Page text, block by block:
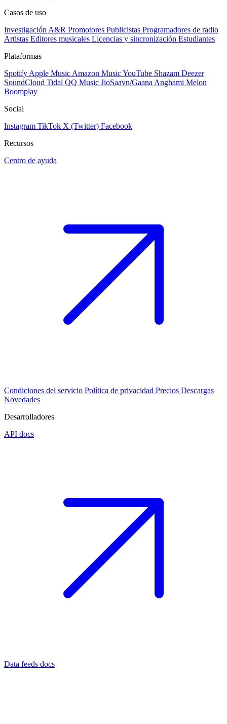
Casos de uso
Investigación A&R Promotores Publicistas Programadores de radio
Artistas Editores musicales Licencias y sincronización Estudiantes
Plataformas
Spotify Apple Music Amazon MusicYouTube Shazam Deezer
SoundCloud Tidal QQ Music JioSaavn/Gaana Anghami Melon
Boomplay
Social
Instagram TikTok X (Twitter) Facebook
Recursos
Centro de ayuda
Condiciones del servicio Política de privacidad Precios Descargas
Novedades
Desarrolladores
API docs
Data feeds docs